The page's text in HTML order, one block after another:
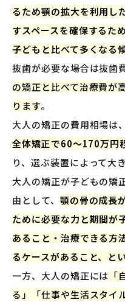
るため顎の拡大を利用し
すスペースを確保するた
子どもと比べて多くなる
抜歯が必要な場合は抜歯
の矯正と比べて治療費が
ります。
大人の矯正の費用相場は
全体矯正で60〜170万円
り、選ぶ装置によって大
大人の矯正が子どもの矯
由として、 顎の骨の成長
ために必要な力と期間が
あること・治療できる方
るケースがあること、と
一方、大人の矯正には
る」「仕事や生活スタイ